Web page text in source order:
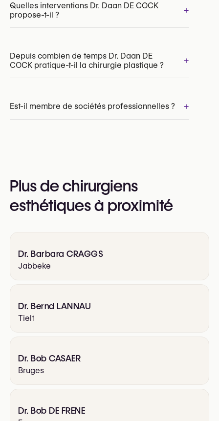
Quelles interventions Dr. Daan DE COCK
propose-t-il ?
+
Blépharoplastie supérieure
Blépharoplastie inférieure
Lifting du cou
Depuis combien de temps Dr. Daan DE
COCK pratique-t-il la chirurgie plastique ?
+
Est-il membre de sociétés professionnelles ? +
Groupement Belge des Spécialistes)
Plus de chirurgiens
esthétiques à proximité
Dr. Barbara CRAGGS
Jabbeke
Dr. Bernd LANNAU
Tielt
Dr. Bob CASAER
Bruges
Dr. Bob DE FRENE